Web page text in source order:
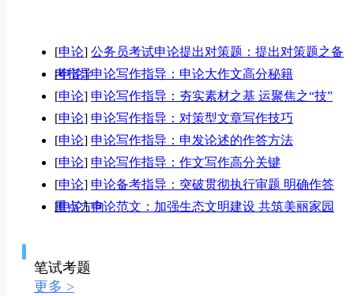
[申论] 公务员考试申论提出对策题：提出对策题之备
考指导
[申论] 申论写作指导：申论大作文高分秘籍
[申论] 申论写作指导：夯实素材之基 运聚焦之“技”
[申论] 申论写作指导：对策型文章写作技巧
[申论] 申论写作指导：申发论述的作答方法
[申论] 申论写作指导：作文写作高分关键
[申论] 申论备考指导：突破贯彻执行审题 明确作答
重点方向
[申论] 申论范文：加强生态文明建设 共筑美丽家园
笔试考题
更多 >